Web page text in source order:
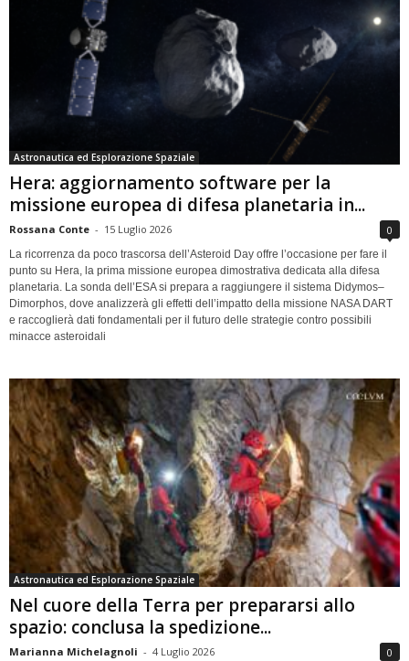
Astronautica ed Esplorazione Spaziale
Hera: aggiornamento software per la
missione europea di difesa planetaria in...
Rossana Conte - 15 Luglio 2026 0
La ricorrenza da poco trascorsa dell’Asteroid Day offre l’occasione per fare il
punto su Hera, la prima missione europea dimostrativa dedicata alla difesa
planetaria. La sonda dell’ESA si prepara a raggiungere il sistema Didymos–
Dimorphos, dove analizzerà gli effetti dell’impatto della missione NASA DART
e raccoglierà dati fondamentali per il futuro delle strategie contro possibili
minacce asteroidali
Astronautica ed Esplorazione Spaziale
Nel cuore della Terra per prepararsi allo
spazio: conclusa la spedizione...
Marianna Michelagnoli - 4 Luglio 2026 0